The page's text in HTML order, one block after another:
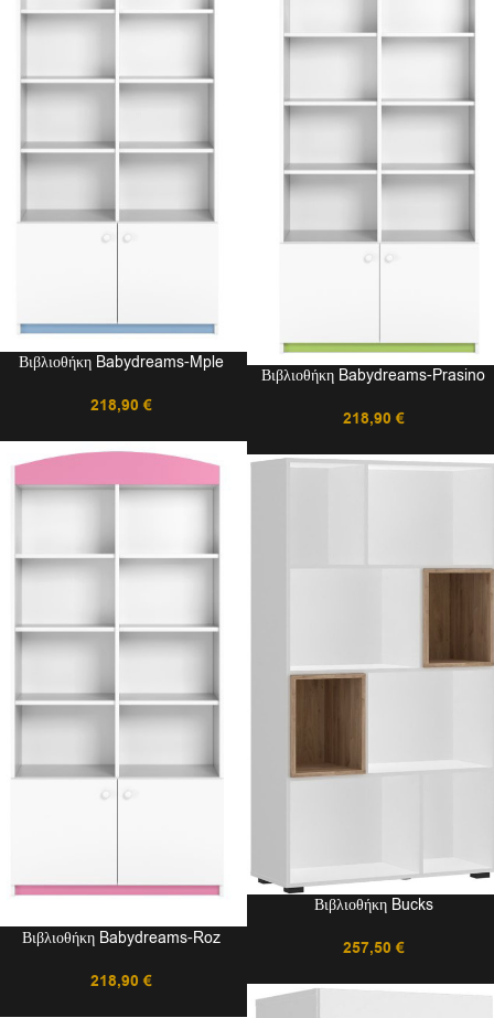
Βιβλιοθήκη Babydreams-Mple
218,90 €
Βιβλιοθήκη Babydreams-Prasino
218,90 €
Βιβλιοθήκη Babydreams-Roz
218,90 €
Βιβλιοθήκη Bucks
257,50 €